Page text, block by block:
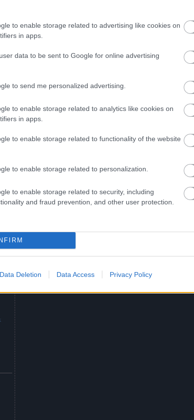
to enable storage related to advertising like cookies on
in apps.
data to be sent to Google for online advertising
to send me personalized advertising.
to enable storage related to analytics like cookies on
in apps.
to enable storage related to functionality of the website
to enable storage related to personalization.
to enable storage related to security, including
and fraud prevention, and other user protection.
Data Deletion Data Access Privacy Policy